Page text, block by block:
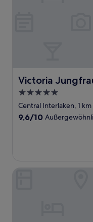
Victoria
Victoria Jungfrau
5.0-
Sterne-
Unterkunft
Central Interlaken, 1
9.6
9,6/10